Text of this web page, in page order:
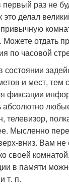
первый раз не
это делал
отдать
по часовой
и мест,
фиксации
абсолютно
телевизор,
Мысленно
вниз. Вам не
своей
в памяти
т. п.